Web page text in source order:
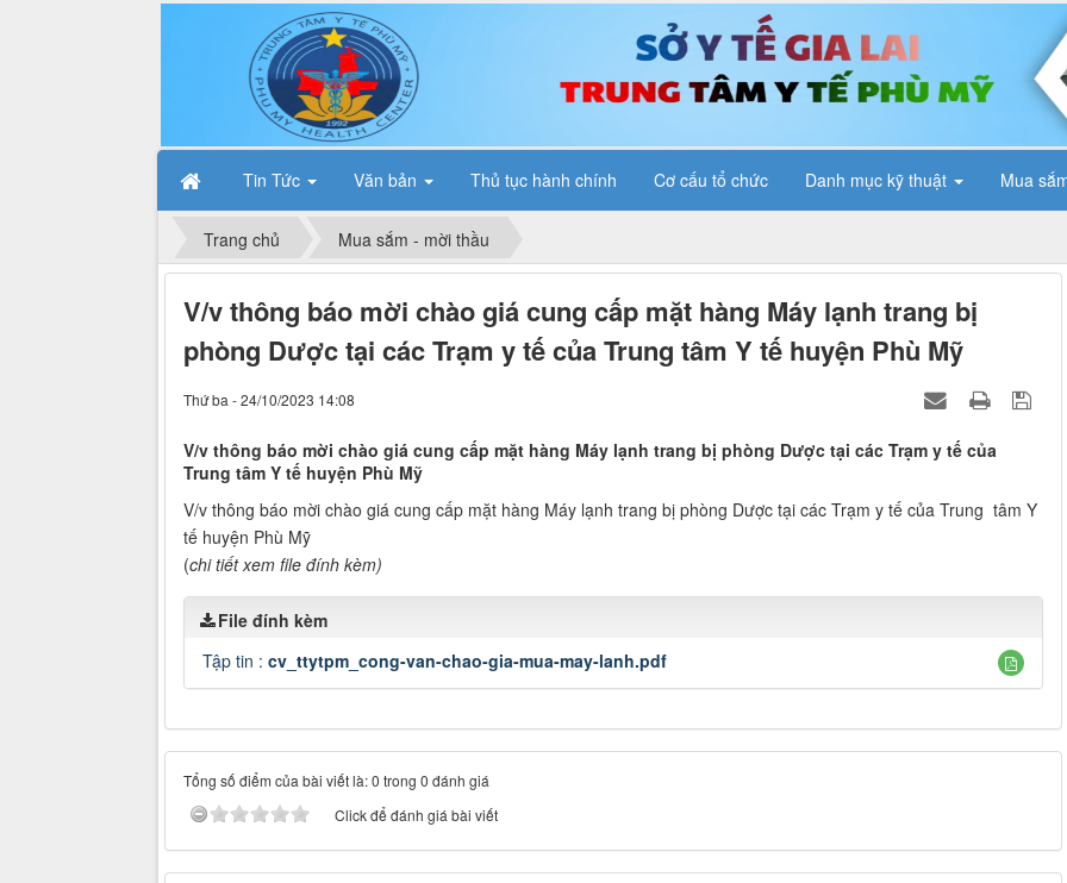
Tin Tức Văn bản Thủ tục hành chính Cơ cấu tổ chức Danh mục kỹ thuật Mua
Trang chủ Mua sắm - mời thầu
V/v thông báo mời chào giá cung cấp mặt hàng Máy lạnh trang bị
phòng Dược tại các Trạm y tế của Trung tâm Y tế huyện Phù Mỹ
Thứ ba - 24/10/2023 14:08
V/v thông báo mời chào giá cung cấp mặt hàng Máy lạnh trang bị phòng Dược tại các Trạm y tế của
Trung tâm Y tế huyện Phù Mỹ
V/v thông báo mời chào giá cung cấp mặt hàng Máy lạnh trang bị phòng Dược tại các Trạm y tế của Trung tâm Y
tế huyện Phù Mỹ
(chi tiết xem file đính kèm)
File đính kèm
Tập tin : cv_ttytpm_cong-van-chao-gia-mua-may-lanh.pdf
Tổng số điểm của bài viết là: 0 trong 0 đánh giá
Click để đánh giá bài viết